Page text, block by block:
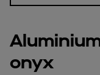
onyx